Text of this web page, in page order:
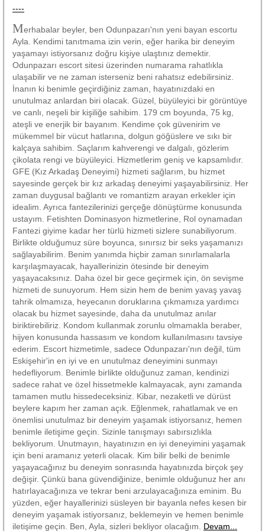
----
Merhabalar beyler, ben Odunpazarı'nın yeni bayan escortu
Ayla. Kendimi tanıtmama izin verin, eğer harika bir deneyim
yaşamayı istiyorsanız doğru kişiye ulaştınız demektir.
Odunpazarı escort sitesi üzerinden numarama rahatlıkla
ulaşabilir ve ne zaman isterseniz beni rahatsız edebilirsiniz.
İnanın ki benimle geçirdiğiniz zaman, hayatınızdaki en
unutulmaz anlardan biri olacak. Güzel, büyüleyici bir görüntüye
ve canlı, neşeli bir kişiliğe sahibim. 179 cm boyunda, 75 kg,
ateşli ve enerjik bir bayanım. Kendime çok güvenirim ve
mükemmel bir vücut hatlarına, dolgun göğüslere ve sıkı bir
kalçaya sahibim. Saçlarım kahverengi ve dalgalı, gözlerim
çikolata rengi ve büyüleyici. Hizmetlerim geniş ve kapsamlıdır.
GFE (Kız Arkadaş Deneyimi) hizmeti sağlarım, bu hizmet
sayesinde gerçek bir kız arkadaş deneyimi yaşayabilirsiniz. Her
zaman duygusal bağlantı ve romantizm arayan erkekler için
idealim. Ayrıca fantezilerinizi gerçeğe dönüştürme konusunda
ustayım. Fetishten Dominasyon hizmetlerine, Rol oynamadan
Fantezi giyime kadar her türlü hizmeti sizlere sunabiliyorum.
Birlikte olduğumuz süre boyunca, sınırsız bir seks yaşamanızı
sağlayabilirim. Benim yanımda hiçbir zaman sınırlamalarla
karşılaşmayacak, hayallerinizin ötesinde bir deneyim
yaşayacaksınız. Daha özel bir gece geçirmek için, ön sevişme
hizmeti de sunuyorum. Hem sizin hem de benim yavaş yavaş
tahrik olmamıza, heyecanın doruklarına çıkmamıza yardımcı
olacak bu hizmet sayesinde, daha da unutulmaz anılar
biriktirebiliriz. Kondom kullanmak zorunlu olmamakla beraber,
hijyen konusunda hassasım ve kondom kullanılmasını tavsiye
ederim. Escort hizmetimle, sadece Odunpazarı'nın değil, tüm
Eskişehir'in en iyi ve en unutulmaz deneyimini sunmayı
hedefliyorum. Benimle birlikte olduğunuz zaman, kendinizi
sadece rahat ve özel hissetmekle kalmayacak, aynı zamanda
tamamen mutlu hissedeceksiniz. Kibar, nezaketli ve dürüst
beylere kapım her zaman açık. Eğlenmek, rahatlamak ve en
önemlisi unutulmaz bir deneyim yaşamak istiyorsanız, hemen
benimle iletişime geçin. Sizinle tanışmayı sabırsızlıkla
bekliyorum. Unutmayın, hayatınızın en iyi deneyimini yaşamak
için beni aramanız yeterli olacak. Kim bilir belki de benimle
yaşayacağınız bu deneyim sonrasında hayatınızda birçok şey
değişir. Çünkü bana güvendiğinize, benimle olduğunuz her anı
hatırlayacağınıza ve tekrar beni arzulayacağınıza eminim. Bu
yüzden, eğer hayallerinizi süsleyen bir bayanla nefes kesen bir
deneyim yaşamak istiyorsanız, beklemeyin ve hemen benimle
iletişime geçin. Ben, Ayla, sizleri bekliyor olacağım. Devam...